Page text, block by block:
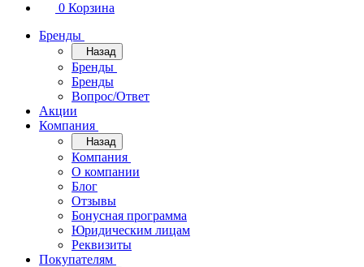
0 Корзина
Бренды
Назад
Бренды
Бренды
Вопрос/Ответ
Акции
Компания
Назад
Компания
О компании
Блог
Отзывы
Бонусная программа
Юридическим лицам
Реквизиты
Покупателям